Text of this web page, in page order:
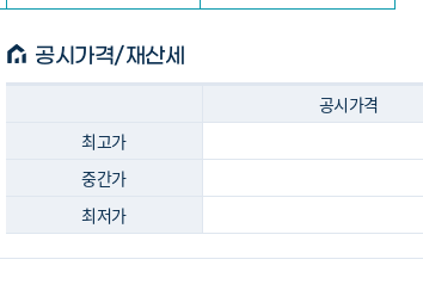
공시가격/재산세
공시가격
최고가
중간가
최저가